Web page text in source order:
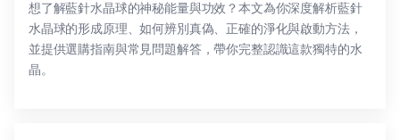
想了解藍針水晶球的神秘能量與功效？本文為你深度解析藍針
水晶球的形成原理、如何辨別真偽、正確的淨化與啟動方法，
並提供選購指南與常見問題解答，帶你完整認識這款獨特的水
晶。